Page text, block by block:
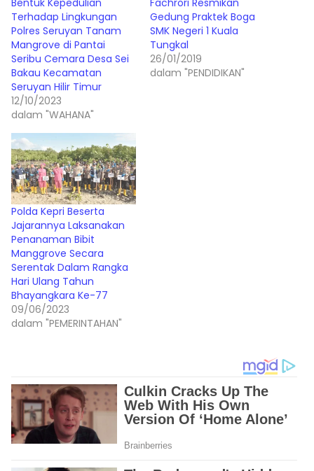
Bentuk Kepedulian
Terhadap Lingkungan
Polres Seruyan Tanam
Mangrove di Pantai
Seribu Cemara Desa Sei
Bakau Kecamatan
Seruyan Hilir Timur
12/10/2023
dalam "WAHANA"
Fachrori Resmikan
Gedung Praktek Boga
SMK Negeri 1 Kuala
Tungkal
26/01/2019
dalam "PENDIDIKAN"
Polda Kepri Beserta
Jajarannya Laksanakan
Penanaman Bibit
Manggrove Secara
Serentak Dalam Rangka
Hari Ulang Tahun
Bhayangkara Ke-77
09/06/2023
dalam "PEMERINTAHAN"